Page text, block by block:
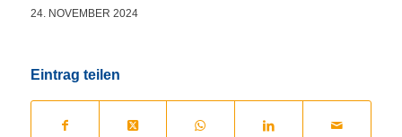
24. NOVEMBER 2024
Eintrag teilen